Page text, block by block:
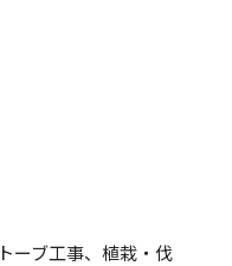
ーブ工事、植栽・伐